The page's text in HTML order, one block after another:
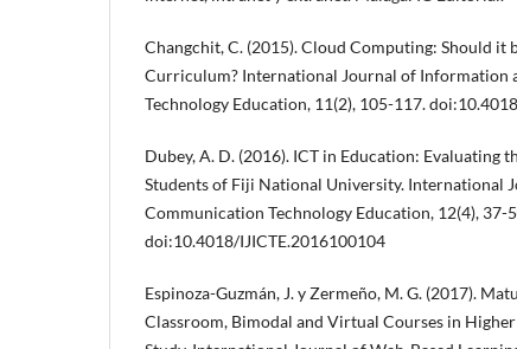
Changchit, C. (2015). Cloud Computing: Should it
Curriculum? International Journal of Information
Technology Education, 11(2), 105-117.
Dubey, A. D. (2016). ICT in Education: Evaluating
Students of Fiji National University. International
Communication Technology Education, 12(4), 37-
doi:10.4018/IJICTE.2016100104
Espinoza-Guzmán, J. y Zermeño, M. G. (2017).
Classroom, Bimodal and Virtual Courses in